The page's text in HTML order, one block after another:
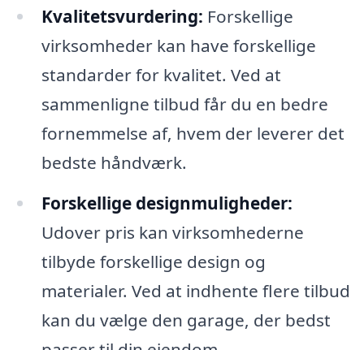
Kvalitetsvurdering: Forskellige
virksomheder kan have forskellige
standarder for kvalitet. Ved at
sammenligne tilbud får du en bedre
fornemmelse af, hvem der leverer det
bedste håndværk.
Forskellige designmuligheder:
Udover pris kan virksomhederne
tilbyde forskellige design og
materialer. Ved at indhente flere tilbud
kan du vælge den garage, der bedst